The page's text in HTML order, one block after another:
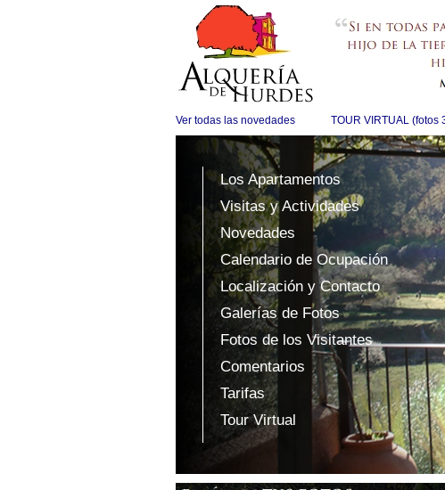
Ver todas las novedades TOUR VIRTUAL (fotos
Los Apartamentos
Visitas y Actividades
Novedades
Calendario de Ocupación
Localización y Contacto
Galerías de Fotos
Fotos de los Visitantes
Comentarios
Tarifas
Tour Virtual